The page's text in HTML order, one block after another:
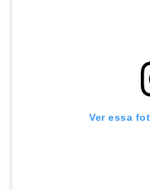
Ver essa